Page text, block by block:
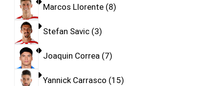
Marcos Llorente 8
Stefan Savic 3
Joaquin Correa 7
Yannick Carrasco 15